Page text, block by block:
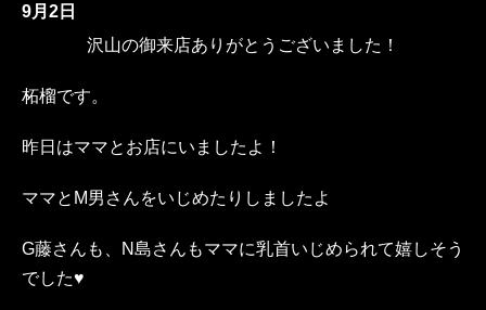
9月2日
沢山の御来店ありがとうございました！
柘榴です。
昨日はママとお店にいましたよ！
ママとM男さんをいじめたりしましたよ
G藤さんも、N島さんもママに乳首いじめられて嬉しそう
でした♥